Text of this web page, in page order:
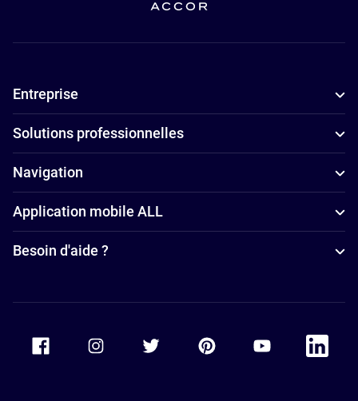
Motte
4 étoiles à La
Grande
Motte
Entreprise
Solutions professionnelles
Navigation
Application mobile ALL
Besoin d'aide ?
Accor Facebook Accor TwitterAccor PinterestAccor Youtube
Accor